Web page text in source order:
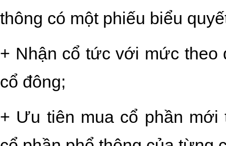
thông có một phiếu biểu
+ Nhận cổ tức với mức theo
cổ đông;
+ Ưu tiên mua cổ phần